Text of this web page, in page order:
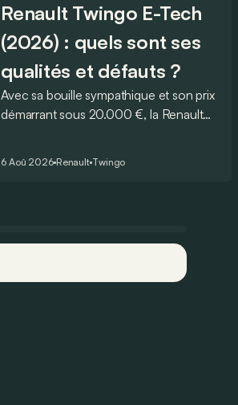
Renault Twingo E-Tech
(2026) : quels sont ses
qualités et défauts ?
Avec sa bouille sympathique et son prix
démarrant sous 20.000 €, la Renault
séduisantes du moment. Mais est-ce
6 Aoû 2026 Renault Twingo